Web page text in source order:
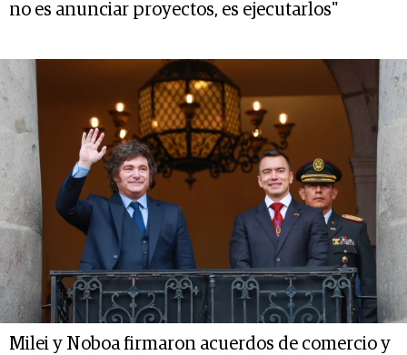
no es anunciar proyectos, es ejecutarlos"
Milei y Noboa firmaron acuerdos de comercio y